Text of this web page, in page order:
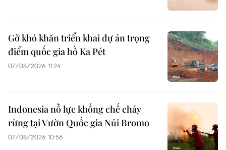
Gỡ khó khăn triển khai dự án trọng
điểm quốc gia hồ Ka Pét
07/08/2026 11:24
Indonesia nỗ lực khống chế cháy
rừng tại Vườn Quốc gia Núi Bromo
07/08/2026 10:56